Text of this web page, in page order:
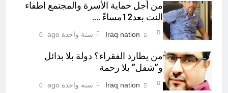
من أجل حماية الأسرة والمجتمع اطفاء
النت بعد12مساءً ….
Iraq nation سنة واحدة ago 0
من يطارد الفقراء؟ دولة بلا بدائل
و”شفل” بلا رحمة
Iraq nation سنة واحدة ago 0